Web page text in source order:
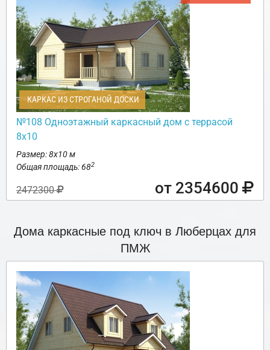
КАРКАС ИЗ СТРОГАНОЙ ДОСКИ
№108 Одноэтажный каркасный дом с террасой
8х10
Размер: 8х10 м
Общая площадь: 682
2472300 от 2354600
Дома каркасные под ключ в Люберцах для
ПМЖ